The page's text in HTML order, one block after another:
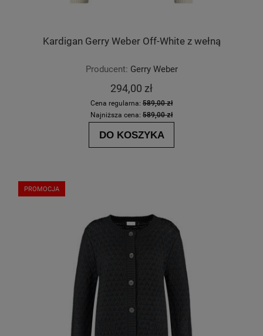
Kardigan Gerry Weber Off-White z wełną
Producent: Gerry Weber
294,00 zł
Cena regularna: 589,00 zł
Najniższa cena: 589,00 zł
DO KOSZYKA
PROMOCJA